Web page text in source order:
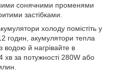
сонячними променями
застібками.
холоду помістіть у
годин, акумулятори тепла
водою й нагрівайте в
хв за потужності 280W або